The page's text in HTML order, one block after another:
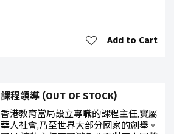
Add to Cart
課程領導 (OUT OF STOCK)
香港教育當局設立專職的課程主任,實屬
華人社會,乃至世界大部分國家的創舉。